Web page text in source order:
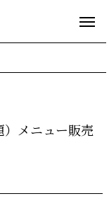
）メニュー販売